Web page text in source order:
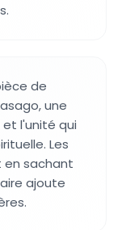
de
une
l'unité qui
Les
en sachant
ajoute